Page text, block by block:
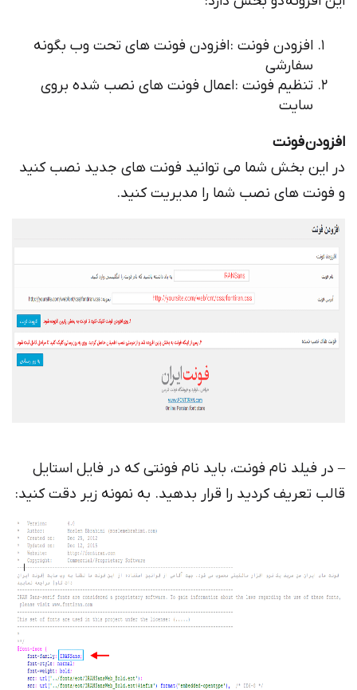
افزودن فونت : افزودن فونت های تحت وب بگونه
سفارشی
تنظیم فونت : اعمال فونت های نصب شده بروی
سایت
افزودن فونت
در این بخش شما می توانید فونت های جدید نصب کنید
و فونت های نصب شما را مدیریت کنید.
– در فیلد نام فونت، باید نام فونتی که در فایل استایل
قالب تعریف کردید را قرار بدهید. به نمونه زیر دقت کنید: